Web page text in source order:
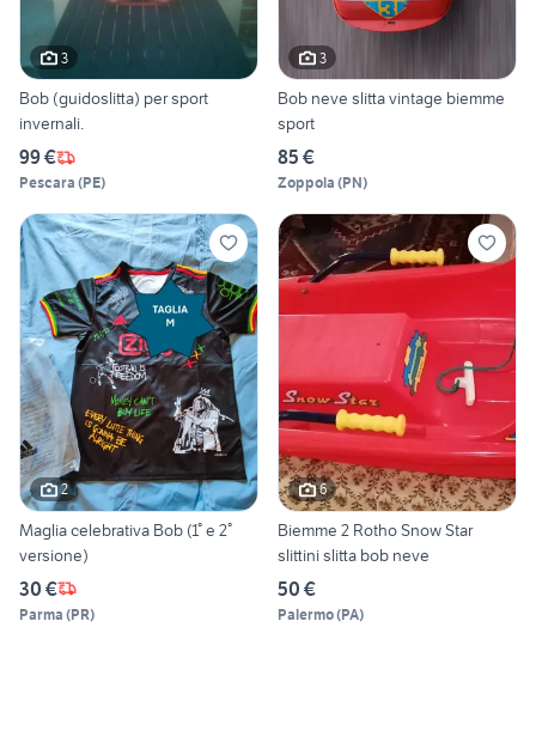
3
Bob (guidoslitta) per sport
invernali.
99 €
Pescara (PE)
3
Bob neve slitta vintage biemme
sport
85 €
Zoppola (PN)
2
Maglia celebrativa Bob (1° e 2°
versione)
30 €
Parma (PR)
6
Biemme 2 Rotho Snow Star
slittini slitta bob neve
50 €
Palermo(PA)